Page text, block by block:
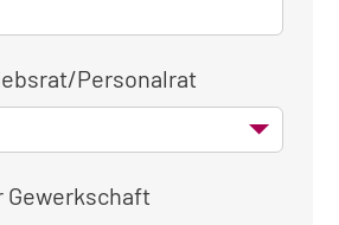
Personalrat
Gewerkschaft